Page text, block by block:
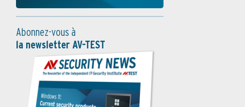
Abonnez-vous à
la newsletter AV-TEST